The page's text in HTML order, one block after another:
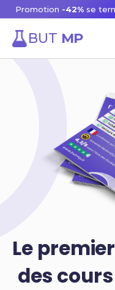
Promotion -42% se
BUT MP
Le
des